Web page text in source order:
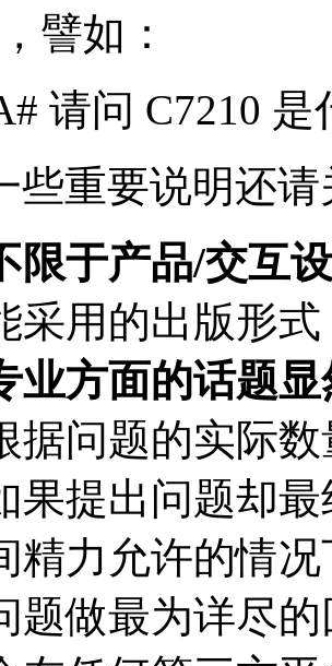
譬如：
请问 C7210
些重要说明还
限于产品/交互
采用的出版形
业方面的话题
据问题的实际
果提出问题却
精力允许的情
题做最为详尽